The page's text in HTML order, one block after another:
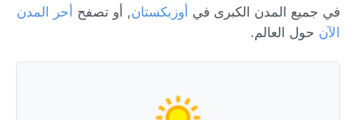
في جميع المدن الكبرى في أوزبكستان, أو تصفح أحر المدن
الآن حول العالم.